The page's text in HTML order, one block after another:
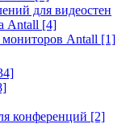
для видеостен
Antall [4]
Antall [1]
конференций [2]